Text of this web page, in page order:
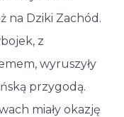
na Dziki Zachód.
z
wyruszyły
przygodą.
miały okazję